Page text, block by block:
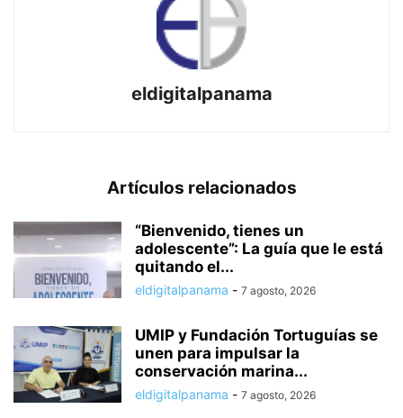
eldigitalpanama
Artículos relacionados
“Bienvenido, tienes un
adolescente”: La guía que le está
quitando el...
eldigitalpanama - 7 agosto, 2026
UMIP y Fundación Tortuguías se
unen para impulsar la
conservación marina...
eldigitalpanama - 7 agosto, 2026